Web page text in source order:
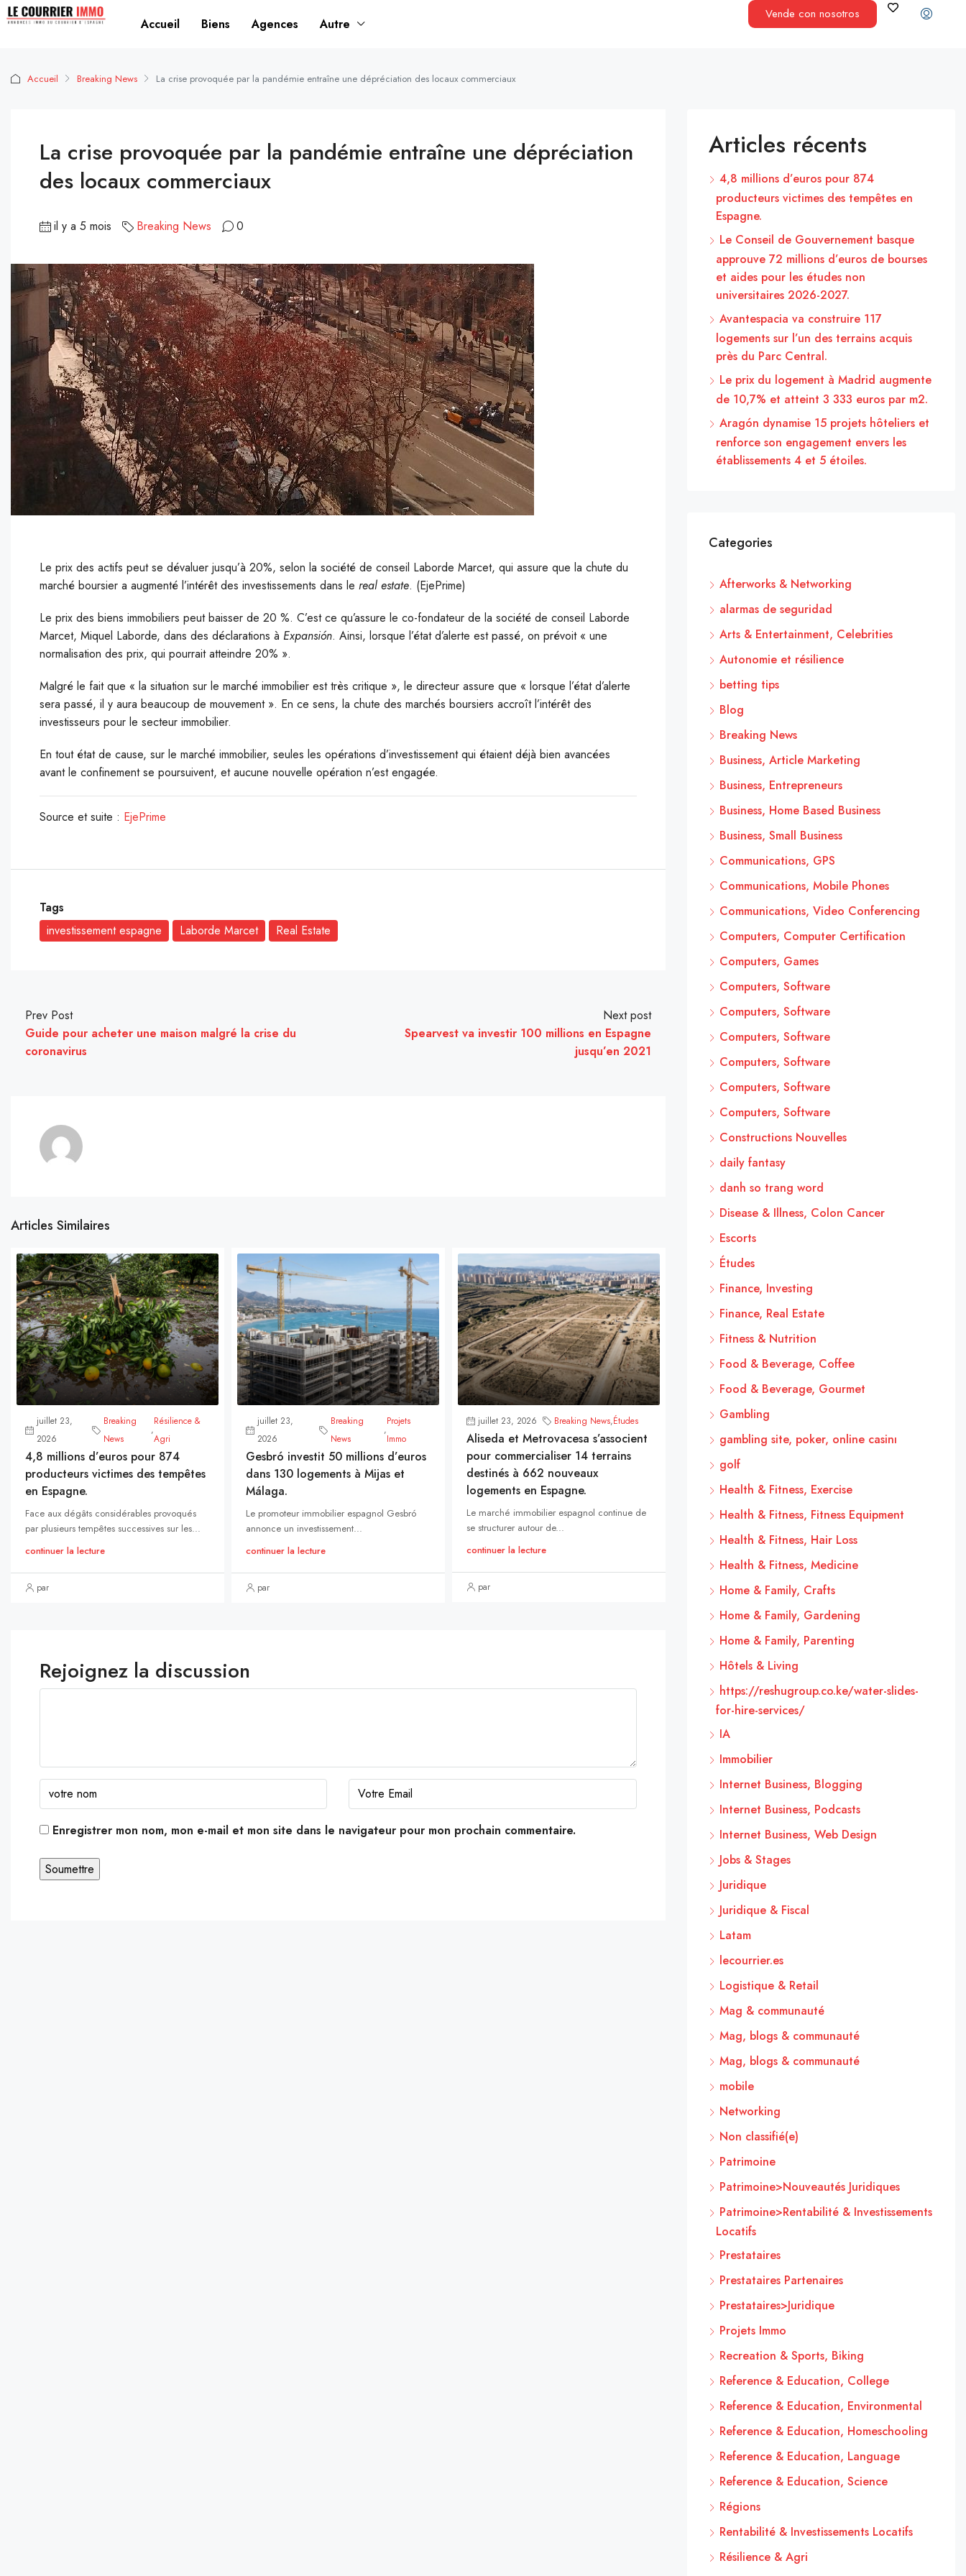
Accueil Biens Agences Autre
Vende con nosotros
Accueil Breaking News La crise provoquée par la pandémie entraîne une dépréciation des locaux commerciaux
La crise provoquée par la pandémie entraîne une dépréciation
des locaux commerciaux
il y a 5 mois Breaking News 0
Le prix des actifs peut se dévaluer jusqu’à 20%, selon la société de conseil Laborde Marcet, qui assure que la chute du
marché boursier a augmenté l’intérêt des investissements dans le real estate. (EjePrime)
Le prix des biens immobiliers peut baisser de 20 %. C’est ce qu’assure le co-fondateur de la société de conseil Laborde
Marcet, Miquel Laborde, dans des déclarations à Expansión. Ainsi, lorsque l’état d’alerte est passé, on prévoit « une
normalisation des prix, qui pourrait atteindre 20% ».
Malgré le fait que « la situation sur le marché immobilier est très critique », le directeur assure que « lorsque l’état d’alerte
sera passé, il y aura beaucoup de mouvement ». En ce sens, la chute des marchés boursiers accroît l’intérêt des
investisseurs pour le secteur immobilier.
En tout état de cause, sur le marché immobilier, seules les opérations d’investissement qui étaient déjà bien avancées
avant le confinement se poursuivent, et aucune nouvelle opération n’est engagée.
Source et suite : EjePrime
Tags
investissement espagne
Laborde Marcet Real Estate
Prev Post
Guide pour acheter une maison malgré la crise du
coronavirus
Next post
Spearvest va investir 100 millions en Espagne
jusqu’en 2021
Articles Similaires
juillet 23,
2026
Breaking
News
,
Résilience &
Agri
4,8 millions d’euros pour 874
producteurs victimes des tempêtes
en Espagne.
Face aux dégâts considérables provoqués
par plusieurs tempêtes successives sur les...
continuer la lecture
par
juillet 23,
2026
Breaking
News
,
Projets
Immo
Gesbró investit 50 millions d’euros
dans 130 logements à Mijas et
Málaga.
Le promoteur immobilier espagnol Gesbró
annonce un investissement...
continuer la lecture
par
juillet 23, 2026 Breaking News,Études
Aliseda et Metrovacesa s’associent
pour commercialiser 14 terrains
destinés à 662 nouveaux
logements en Espagne.
Le marché immobilier espagnol continue de
se structurer autour de...
continuer la lecture
par
Rejoignez la discussion
Enregistrer mon nom, mon e-mail et mon site dans le navigateur pour mon prochain commentaire.
Articles récents
4,8 millions d’euros pour 874
producteurs victimes des tempêtes en
Espagne.
Le Conseil de Gouvernement basque
approuve 72 millions d’euros de bourses
et aides pour les études non
universitaires 2026-2027.
Avantespacia va construire 117
logements sur l’un des terrains acquis
près du Parc Central.
Le prix du logement à Madrid augmente
de 10,7% et atteint 3 333 euros par m2.
Aragón dynamise 15 projets hôteliers et
renforce son engagement envers les
établissements 4 et 5 étoiles.
Categories
Afterworks & Networking
alarmas de seguridad
Arts & Entertainment, Celebrities
Autonomie et résilience
betting tips
Blog
Breaking News
Business, Article Marketing
Business, Entrepreneurs
Business, Home Based Business
Business, Small Business
Communications, GPS
Communications, Mobile Phones
Communications, Video Conferencing
Computers, Computer Certification
Computers, Games
Computers, Software
Computers, Software
Computers, Software
Computers, Software
Computers, Software
Computers, Software
Constructions Nouvelles
daily fantasy
danh so trang word
Disease & Illness, Colon Cancer
Escorts
Études
Finance, Investing
Finance, Real Estate
Fitness & Nutrition
Food & Beverage, Coffee
Food & Beverage, Gourmet
Gambling
gambling site, poker, online casinı
golf
Health & Fitness, Exercise
Health & Fitness, Fitness Equipment
Health & Fitness, Hair Loss
Health & Fitness, Medicine
Home & Family, Crafts
Home & Family, Gardening
Home & Family, Parenting
Hôtels & Living
https://reshugroup.co.ke/water-slides-
for-hire-services/
IA
Immobilier
Internet Business, Blogging
Internet Business, Podcasts
Internet Business, Web Design
Jobs & Stages
Juridique
Juridique & Fiscal
Latam
lecourrier.es
Logistique & Retail
Mag & communauté
Mag, blogs & communauté
Mag, blogs & communauté
mobile
Networking
Non classifié(e)
Patrimoine
Patrimoine>Nouveautés Juridiques
Patrimoine>Rentabilité & Investissements
Locatifs
Prestataires
Prestataires Partenaires
Prestataires>Juridique
Projets Immo
Recreation & Sports, Biking
Reference & Education, College
Reference & Education, Environmental
Reference & Education, Homeschooling
Reference & Education, Language
Reference & Education, Science
Régions
Rentabilité & Investissements Locatifs
Résilience & Agri